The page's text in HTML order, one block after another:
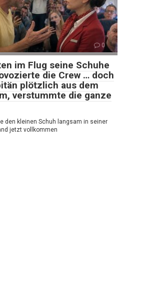
0
im Flug seine Schuhe
die Crew … doch
plötzlich aus dem
verstummte die ganze
den kleinen Schuh langsam in seiner
jetzt vollkommen